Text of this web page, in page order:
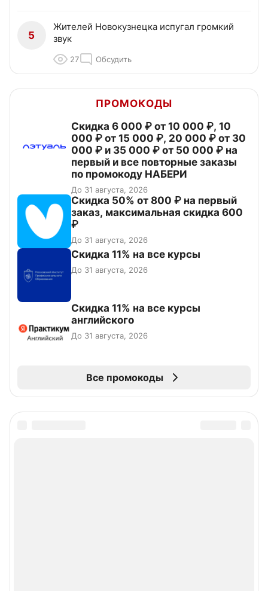
5
Жителей Новокузнецка испугал громкий
звук
27 Обсудить
ПРОМОКОДЫ
Скидка 6 000 ₽ от 10 000 ₽, 10
000 ₽ от 15 000 ₽, 20 000 ₽ от 30
000 ₽ и 35 000 ₽ от 50 000 ₽ на
первый и все повторные заказы
по промокоду НАБЕРИ
До 31 августа, 2026
Скидка 50% от 800 ₽ на первый
заказ, максимальная скидка 600
₽
До 31 августа, 2026
Скидка 11% на все курсы
До 31 августа, 2026
Скидка 11% на все курсы
английского
До 31 августа, 2026
Все промокоды